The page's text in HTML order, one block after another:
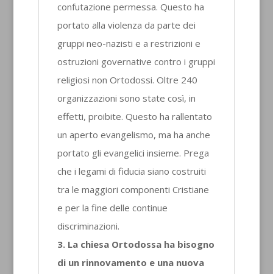
confutazione permessa. Questo ha
portato alla violenza da parte dei
gruppi neo-nazisti e a restrizioni e
ostruzioni governative contro i gruppi
religiosi non Ortodossi. Oltre 240
organizzazioni sono state così, in
effetti, proibite. Questo ha rallentato
un aperto evangelismo, ma ha anche
portato gli evangelici insieme. Prega
che i legami di fiducia siano costruiti
tra le maggiori componenti Cristiane
e per la fine delle continue
discriminazioni.
3. La chiesa Ortodossa ha bisogno
di un rinnovamento e una nuova